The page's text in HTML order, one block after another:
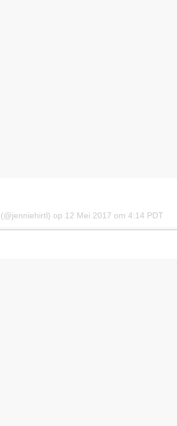
op 12 Mei 2017 om 4:14 PDT